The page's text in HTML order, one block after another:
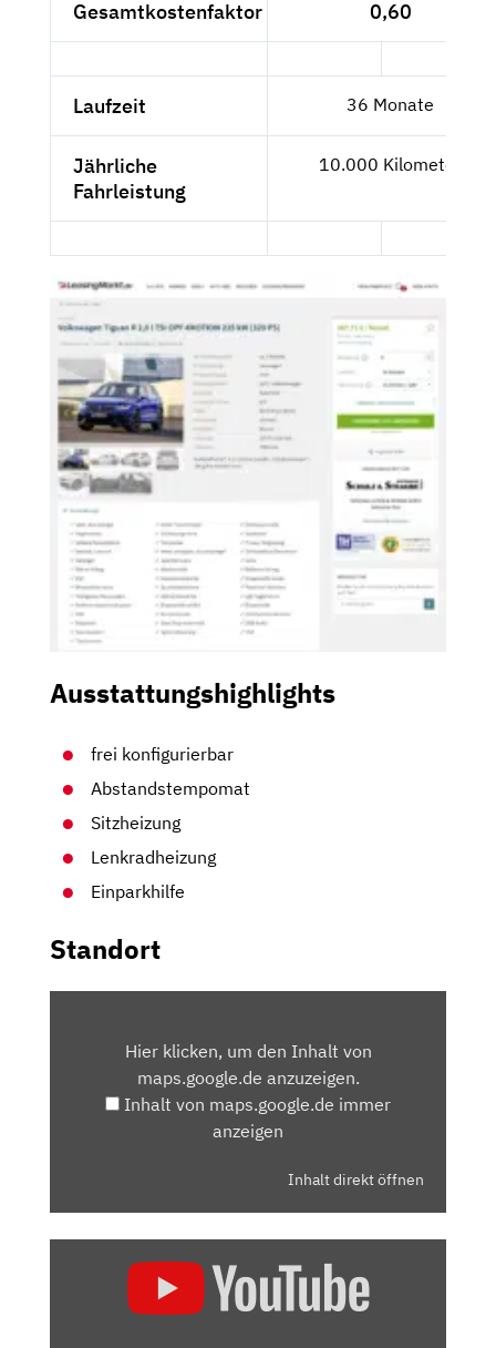
Gesamtkostenfaktor 0,60
Laufzeit 36 Monate
Jährliche
Fahrleistung
10.000 Kilometer
Ausstattungshighlights
frei konfigurierbar
Abstandstempomat
Sitzheizung
Lenkradheizung
Einparkhilfe
Standort
MAPS.GOOGLE.DEHier klicken, um den Inhalt von
maps.google.de anzuzeigen.
Inhalt von maps.google.de immer
anzeigen
Inhalt direkt öffnen